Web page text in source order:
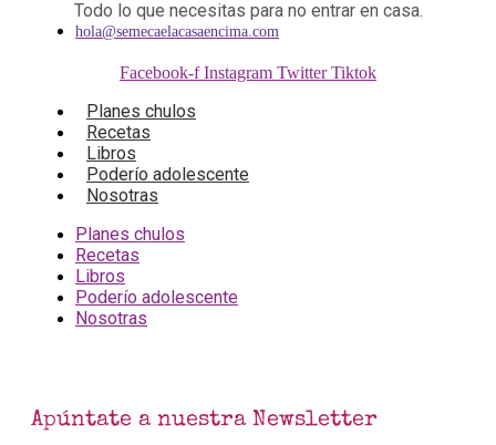
Todo lo que necesitas para no entrar en casa.
hola@semecaelacasaencima.com
Facebook-f Instagram Twitter Tiktok
Planes chulos
Recetas
Libros
Poderío adolescente
Nosotras
Planes chulos
Recetas
Libros
Poderío adolescente
Nosotras
Apúntate a nuestra Newsletter